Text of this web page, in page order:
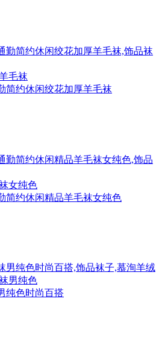
毛袜
简约休闲绞花加厚羊毛袜
女纯色
简约休闲精品羊毛袜女纯色
男纯色
纯色时尚百搭